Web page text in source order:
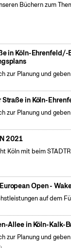
Büchern zum
in Köln-
zur Planung und
in Köln-
zur Planung und
2021
Köln mit beim
Open -
auf dem
Allee in Köln-Kalk-
zur Planung und